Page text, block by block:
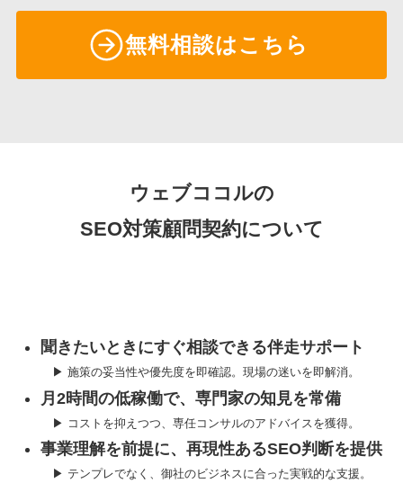
無料相談はこちら
ウェブココルの
SEO対策顧問契約について
聞きたいときにすぐ相談できる伴走サポート
▶ 施策の妥当性や優先度を即確認。現場の迷いを即解消。
月2時間の低稼働で、専門家の知見を常備
▶ コストを抑えつつ、専任コンサルのアドバイスを獲得。
事業理解を前提に、再現性あるSEO判断を提供
▶ テンプレでなく、御社のビジネスに合った実戦的な支援。